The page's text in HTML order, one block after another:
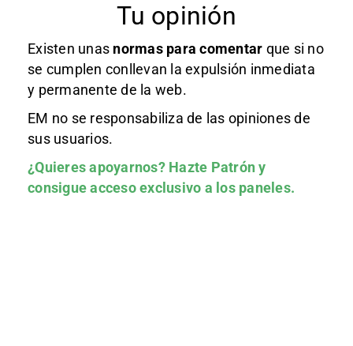
Tu opinión
Existen unas normas para comentar que si no
se cumplen conllevan la expulsión inmediata
y permanente de la web.
EM no se responsabiliza de las opiniones de
sus usuarios.
¿Quieres apoyarnos? Hazte Patróny
consigue acceso exclusivo a los paneles.